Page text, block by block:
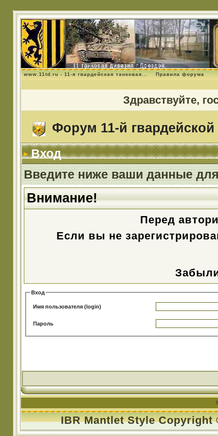
www.11td.ru - 11-я гвардейская танковая... Правила форума
Здравствуйте,
Форум 11-й гвардейской
Вход
Введите ниже ваши данные
Внимание!
Перед
Если вы не
Вход
Имя пользователя (login)
Пароль
IBR Mantlet Style Copyright